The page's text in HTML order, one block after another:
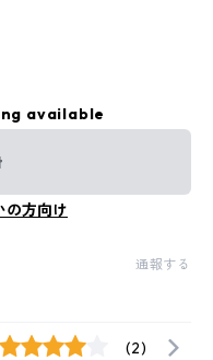
available
の方向け
通報する
(2)